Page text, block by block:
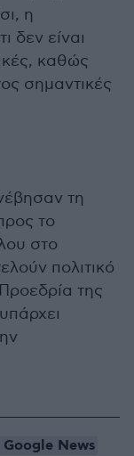
η
δεν είναι
καθώς
σημαντικές
τη
το
στο
πολιτικό
της
News